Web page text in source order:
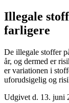
Illegale
farligere
De illegale stoffer
år, og dermed er
er variationen i
uforudsigelig og
Udgivet d. 13. juni